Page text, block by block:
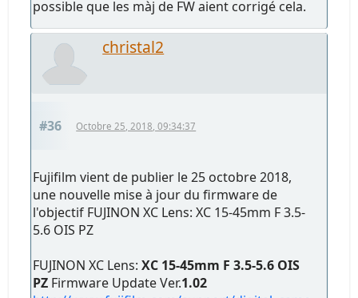
possible que les màj de FW aient corrigé cela.
christal2
#36 Octobre 25, 2018, 09:34:37
Fujifilm vient de publier le 25 octobre 2018,
une nouvelle mise à jour du firmware de
l'objectif FUJINON XC Lens: XC 15-45mm F 3.5-
5.6 OIS PZ
FUJINON XC Lens:XC 15-45mm F 3.5-5.6 OIS
PZ Firmware Update Ver.1.02